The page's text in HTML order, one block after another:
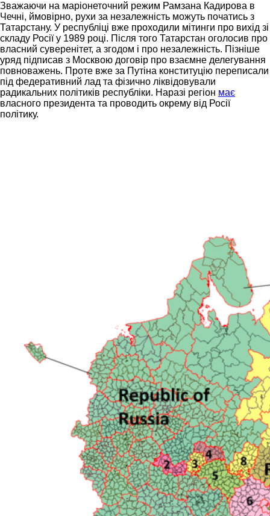
Зважаючи на маріонеточний режим Рамзана Кадирова в
Чечні, ймовірно, рухи за незалежність можуть початись з
Татарстану. У республіці вже проходили мітинги про вихід зі
складу Росії у 1989 році. Після того Татарстан оголосив про
власний суверенітет, а згодом і про незалежність. Пізніше
уряд підписав з Москвою договір про взаємне делегування
повноважень. Проте вже за Путіна конституцію переписали
під федеративний лад та фізично ліквідовували
радикальних політиків республіки. Наразі регіон має
власного президента та проводить окрему від Росії
політику.